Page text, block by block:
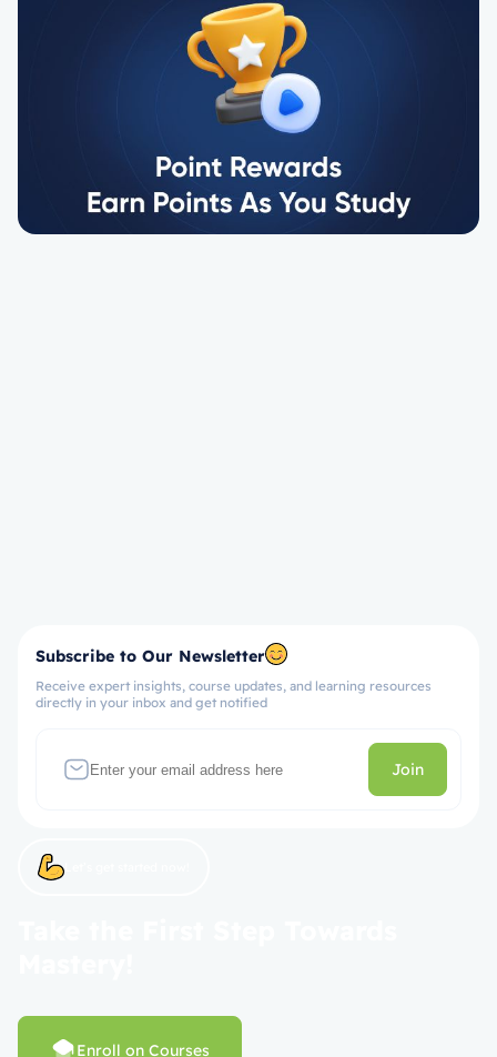
Subscribe to Our Newsletter
Receive expert insights, course updates, and learning resources
directly in your inbox and get notified
Join
Enroll on Courses